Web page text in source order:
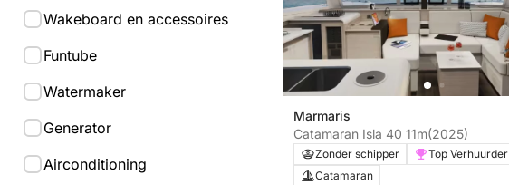
Wakeboard en accessoires
Funtube
Watermaker
Generator
Airconditioning
Marmaris
Catamaran Isla 40 11m(2025)
Zonder schipper
Top Verhuurder
Catamaran